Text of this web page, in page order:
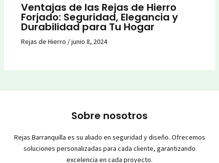
Ventajas de las Rejas de Hierro
Forjado: Seguridad, Elegancia y
Durabilidad para Tu Hogar
Rejas de Hierro /junio 8, 2024
Sobre nosotros
Rejas Barranquilla es su aliado en seguridad y diseño. Ofrecemos
soluciones personalizadas para cada cliente, garantizando
excelencia en cada proyecto.